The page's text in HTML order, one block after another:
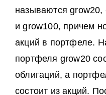
называются
и grow100, причем
акций в портфеле.
портфеля grow20
облигаций, а
состоит из акций.